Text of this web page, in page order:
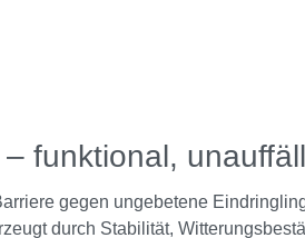
funktional,
gegen ungebetene
durch Stabilität,